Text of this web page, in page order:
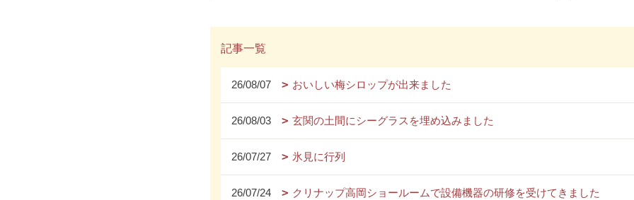
記事一覧
26/08/07 おいしい梅シロップが出来ました
26/08/03 玄関の土間にシーグラスを埋め込みました
26/07/27 氷見に行列
26/07/24 クリナップ高岡ショールームで設備機器の研修を受けてきました